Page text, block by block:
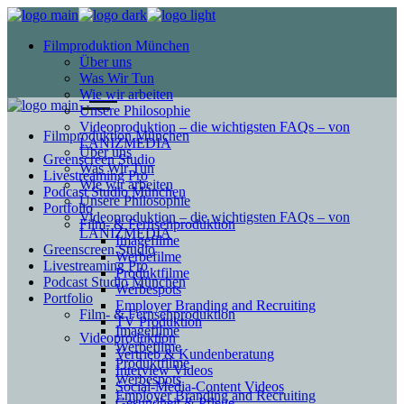
Filmproduktion München
Über uns
Was Wir Tun
Wie wir arbeiten
Unsere Philosophie
Videoproduktion – die wichtigsten FAQs – von
LANIZMEDIA
Greenscreen Studio
Livestreaming Pro
Podcast Studio München
Portfolio
Film- & Fernsehproduktion
Imagefilme
Werbefilme
Produktfilme
Werbespots
Employer Branding and Recruiting
TV Produktion
Videoproduktion
Vertrieb & Kundenberatung
Interview Videos
Social-Media-Content Videos
Filmproduktion München
Über uns
Was Wir Tun
Wie wir arbeiten
Unsere Philosophie
Videoproduktion – die wichtigsten FAQs – von
LANIZMEDIA
Greenscreen Studio
Livestreaming Pro
Podcast Studio München
Portfolio
Film- & Fernsehproduktion
Imagefilme
Werbefilme
Produktfilme
Werbespots
Employer Branding and Recruiting